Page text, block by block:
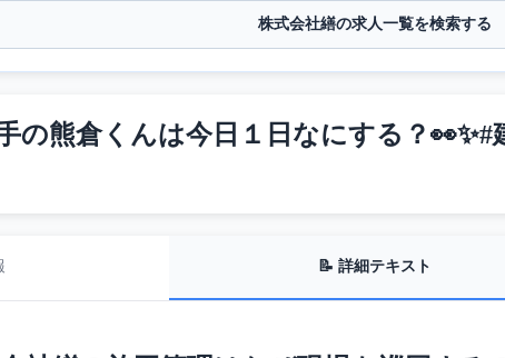
株式会社繕の求人一覧を検索する
の熊倉くんは今日１日なにする？👀✨#
📝 詳細テキスト